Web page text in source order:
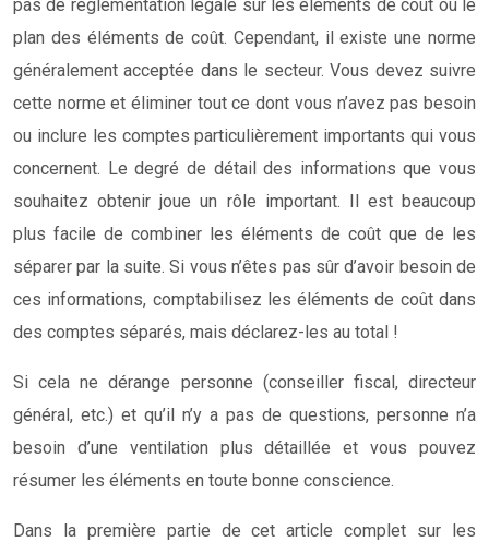
pas de réglementation légale sur les éléments de coût ou le
plan des éléments de coût. Cependant, il existe une norme
généralement acceptée dans le secteur. Vous devez suivre
cette norme et éliminer tout ce dont vous n’avez pas besoin
ou inclure les comptes particulièrement importants qui vous
concernent. Le degré de détail des informations que vous
souhaitez obtenir joue un rôle important. Il est beaucoup
plus facile de combiner les éléments de coût que de les
séparer par la suite. Si vous n’êtes pas sûr d’avoir besoin de
ces informations, comptabilisez les éléments de coût dans
des comptes séparés, mais déclarez-les au total !
Si cela ne dérange personne (conseiller fiscal, directeur
général, etc.) et qu’il n’y a pas de questions, personne n’a
besoin d’une ventilation plus détaillée et vous pouvez
résumer les éléments en toute bonne conscience.
Dans la première partie de cet article complet sur les